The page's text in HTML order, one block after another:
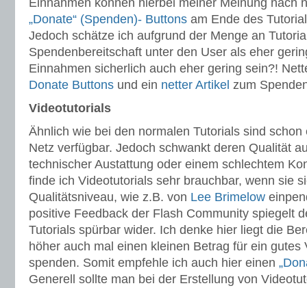
Einnahmen können hierbei meiner Meinung nach
„Donate“ (Spenden)- Buttons am Ende des
Jedoch schätze ich aufgrund der Menge an
Spendenbereitschaft unter den User als eher
Einnahmen sicherlich auch eher gering sein?!
Donate Buttons und ein netter Artikel zum
Videotutorials
Ähnlich wie bei den normalen Tutorials sind
Netz verfügbar. Jedoch schwankt deren Qualität
technischer Austattung oder einem schlechtem
finde ich Videotutorials sehr brauchbar, wenn sie
Qualitätsniveau, wie z.B. von Lee Brimelow
positive Feedback der Flash Community spiegelt
Tutorials spürbar wider. Ich denke hier liegt die
höher auch mal einen kleinen Betrag für ein gutes
spenden. Somit empfehle ich auch hier einen
Generell sollte man bei der Erstellung von